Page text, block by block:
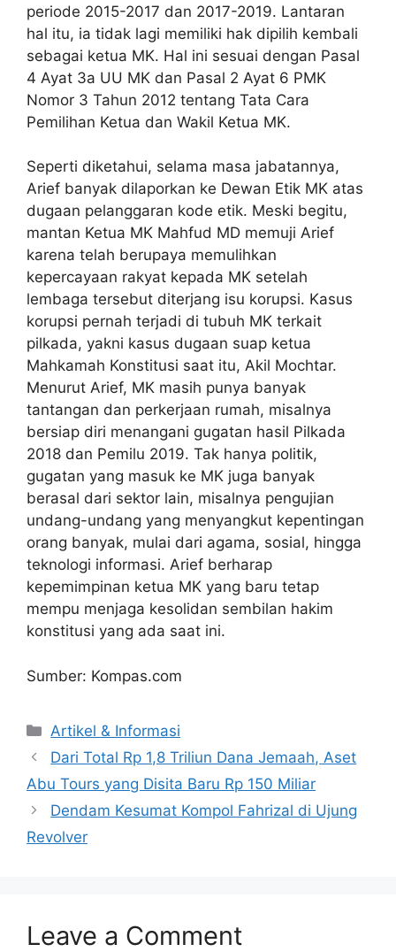
periode 2015-2017 dan 2017-2019. Lantaran
hal itu, ia tidak lagi memiliki hak dipilih kembali
sebagai ketua MK. Hal ini sesuai dengan Pasal
4 Ayat 3a UU MK dan Pasal 2 Ayat 6 PMK
Nomor 3 Tahun 2012 tentang Tata Cara
Pemilihan Ketua dan Wakil Ketua MK.
Seperti diketahui, selama masa jabatannya,
Arief banyak dilaporkan ke Dewan Etik MK atas
dugaan pelanggaran kode etik. Meski begitu,
mantan Ketua MK Mahfud MD memuji Arief
karena telah berupaya memulihkan
kepercayaan rakyat kepada MK setelah
lembaga tersebut diterjang isu korupsi. Kasus
korupsi pernah terjadi di tubuh MK terkait
pilkada, yakni kasus dugaan suap ketua
Mahkamah Konstitusi saat itu, Akil Mochtar.
Menurut Arief, MK masih punya banyak
tantangan dan perkerjaan rumah, misalnya
bersiap diri menangani gugatan hasil Pilkada
2018 dan Pemilu 2019. Tak hanya politik,
gugatan yang masuk ke MK juga banyak
berasal dari sektor lain, misalnya pengujian
undang-undang yang menyangkut kepentingan
orang banyak, mulai dari agama, sosial, hingga
teknologi informasi. Arief berharap
kepemimpinan ketua MK yang baru tetap
mempu menjaga kesolidan sembilan hakim
konstitusi yang ada saat ini.
Sumber: Kompas.com
Artikel & Informasi
Dari Total Rp 1,8 Triliun Dana Jemaah, Aset
Abu Tours yang Disita Baru Rp 150 Miliar
Dendam Kesumat Kompol Fahrizal di Ujung
Revolver
Leave a Comment